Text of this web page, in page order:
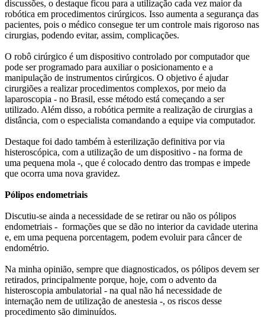
discussões, o destaque ficou para a utilização cada vez maior da
robótica em procedimentos cirúrgicos. Isso aumenta a segurança das
pacientes, pois o médico consegue ter um controle mais rigoroso nas
cirurgias, podendo evitar, assim, complicações.
O robô cirúrgico é um dispositivo controlado por computador que
pode ser programado para auxiliar o posicionamento e a
manipulação de instrumentos cirúrgicos. O objetivo é ajudar
cirurgiões a realizar procedimentos complexos, por meio da
laparoscopia - no Brasil, esse método está começando a ser
utilizado. Além disso, a robótica permite a realização de cirurgias a
distância, com o especialista comandando a equipe via computador.
Destaque foi dado também à esterilização definitiva por via
histeroscópica, com a utilização de um dispositivo - na forma de
uma pequena mola -, que é colocado dentro das trompas e impede
que ocorra uma nova gravidez.
Pólipos endometriais
Discutiu-se ainda a necessidade de se retirar ou não os pólipos
endometriais - formações que se dão no interior da cavidade uterina
e, em uma pequena porcentagem, podem evoluir para câncer de
endométrio.
Na minha opinião, sempre que diagnosticados, os pólipos devem ser
retirados, principalmente porque, hoje, com o advento da
histeroscopia ambulatorial - na qual não há necessidade de
internação nem de utilização de anestesia -, os riscos desse
procedimento são diminuídos.